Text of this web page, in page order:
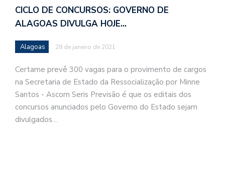
CICLO DE CONCURSOS: GOVERNO DE
ALAGOAS DIVULGA HOJE…
Alagoas 28 de janeiro de 2021
Certame prevê 300 vagas para o provimento de cargos
na Secretaria de Estado da Ressocialização por Minne
Santos - Ascom Seris Previsão é que os editais dos
concursos anunciados pelo Governo do Estado sejam
divulgados…